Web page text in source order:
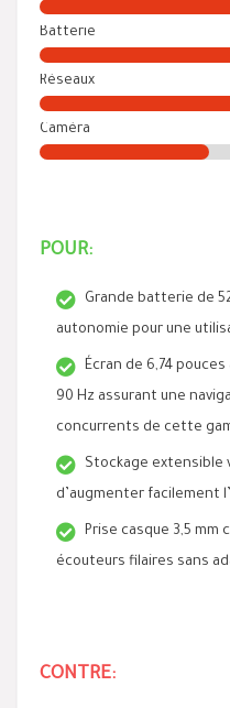
Batterie
Réseaux
Caméra
POUR:
Grande batterie de
autonomie pour une
Écran de 6,74
90 Hz assurant une
concurrents de cette
Stockage extensible
d’augmenter facilement
Prise casque 3,5 mm
écouteurs filaires sans
CONTRE: